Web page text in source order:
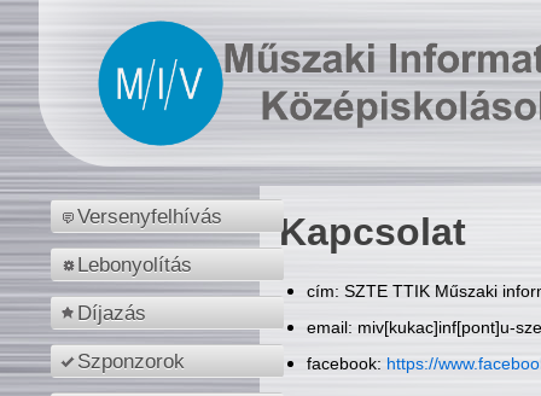
Versenyfelhívás
Lebonyolítás
Díjazás
Szponzorok
Kapcsolat
cím: SZTE TTIK Műszaki
email: miv[kukac]inf[pont]u-
facebook: https://